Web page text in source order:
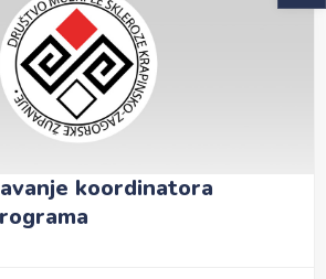
koordinatora